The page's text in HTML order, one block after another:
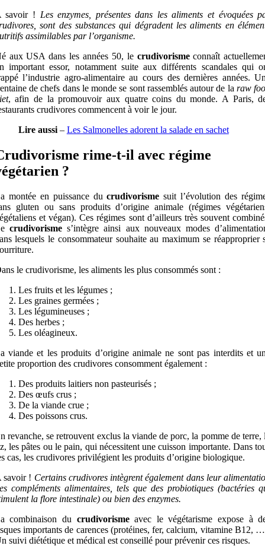
savoir ! Les enzymes, présentes dans les aliments et évoquées
sont des substances qui dégradent les aliments en
assimilables par l’organisme.
aux USA dans les années 50, le crudivorismeconnaît
important essor, notamment suite aux différents scandales qui
l’industrie agro-alimentaire au cours des dernières années.
de chefs dans le monde se sont rassemblés autour de la raw
, afin de la promouvoir aux quatre coins du monde. A Paris,
crudivores commencent à voir le jour.
Lire aussi– Les Salmonelles adorent la salade en sachet
rime-t-il avec régime
?
montée en puissance ducrudivorisme suit l’évolution des
gluten ou sans produits d’origine animale (régimes
et végan). Ces régimes sont d’ailleurs très souvent
crudivorismes’intègre ainsi aux nouveaux modes
lesquels le consommateur souhaite au maximum se réapproprier
le crudivorisme, les aliments les plus consommés sont :
Les fruits et les légumes ;
Les graines germées ;
Les légumineuses ;
Des herbes ;
Les oléagineux.
viande et les produits d’origine animale ne sont pas interdits et
proportion des crudivores consomment également :
Des produits laitiers non pasteurisés ;
Des œufs crus ;
De la viande crue ;
Des poissons crus.
revanche, se retrouvent exclus la viande de porc, la pomme de terre,
les pâtes ou le pain, qui nécessitent une cuisson importante. Dans
cas, les crudivores privilégient les produits d’origine biologique.
savoir ! Certains crudivores intègrent également dans leur
compléments alimentaires, tels que des probiotiques (bactéries
la flore intestinale) ou bien des enzymes.
combinaison du crudivorismeavec le végétarisme expose à
importants de carences (protéines, fer, calcium, vitamine B12,
suivi diététique et médical est conseillé pour prévenir ces risques.